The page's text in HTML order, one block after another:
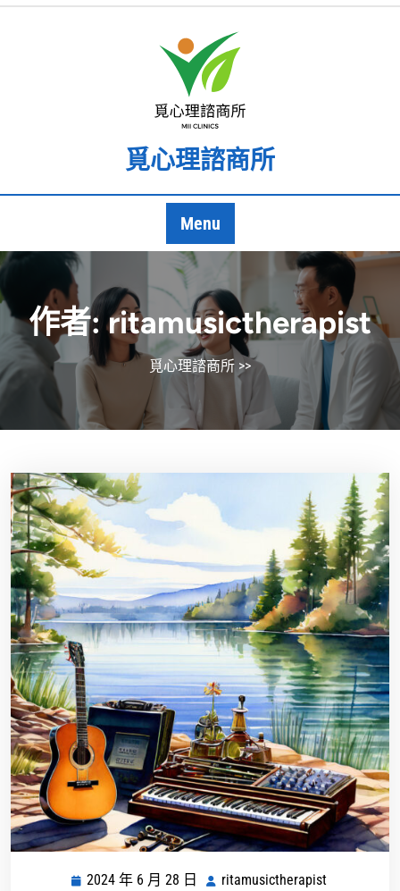
Skip
覓心理諮商所
Menu
作者:ritamusictherapist
覓心理諮商所 >>
2024 年 6 月 28 日
2024ritamusictherapist